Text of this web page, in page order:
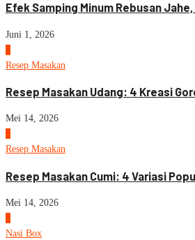
Efek Samping Minum Rebusan
Juni 1, 2026
Resep Masakan
Resep Masakan Udang: 4 Kreasi
Mei 14, 2026
Resep Masakan
Resep Masakan Cumi: 4 Variasi
Mei 14, 2026
Nasi Box